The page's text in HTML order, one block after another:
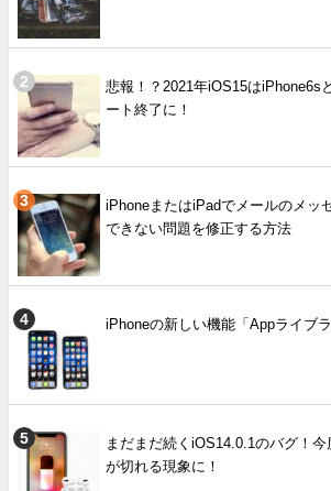
悲報！？2021年iOS15はiPhone6s
ート終了に！
iPhoneまたはiPadでメールのメッ
できない問題を修正する方法
iPhoneの新しい機能「Appライブ
まだまだ続くiOS14.0.1のバグ！
が切れる現象に！